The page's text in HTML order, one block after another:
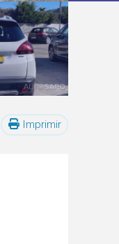
Imprimir